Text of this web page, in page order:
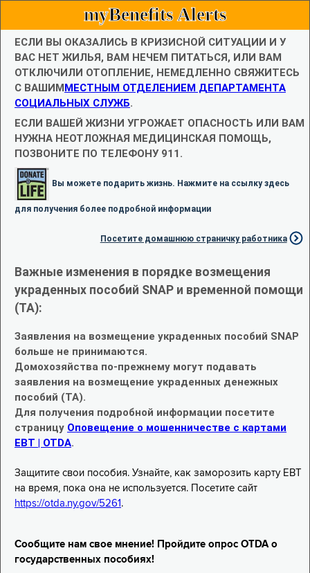
myBenefits Alerts
ЕСЛИ ВЫ ОКАЗАЛИСЬ В КРИЗИСНОЙ СИТУАЦИИ И У
ВАС НЕТ ЖИЛЬЯ, ВАМ НЕЧЕМ ПИТАТЬСЯ, ИЛИ ВАМ
ОТКЛЮЧИЛИ ОТОПЛЕНИЕ, НЕМЕДЛЕННО СВЯЖИТЕСЬ
С ВАШИММЕСТНЫМ ОТДЕЛЕНИЕМ ДЕПАРТАМЕНТА
СОЦИАЛЬНЫХ СЛУЖБ.
ЕСЛИ ВАШЕЙ ЖИЗНИ УГРОЖАЕТ ОПАСНОСТЬ ИЛИ ВАМ
НУЖНА НЕОТЛОЖНАЯ МЕДИЦИНСКАЯ ПОМОЩЬ,
ПОЗВОНИТЕ ПО ТЕЛЕФОНУ 911.
Вы можете подарить жизнь. Нажмите на ссылку здесь
для получения более подробной информации
Посетите домашнюю страничку работника
Важные изменения в порядке возмещения
украденных пособий SNAP и временной помощи
(TA):
Заявления на возмещение украденных пособий SNAP
больше не принимаются.
Домохозяйства по-прежнему могут подавать
заявления на возмещение украденных денежных
пособий (TA).
Для получения подробной информации посетите
страницу Оповещение о мошенничестве с картами
EBT | OTDA.
Защитите свои пособия. Узнайте, как заморозить карту EBT
на время, пока она не используется. Посетите сайт
https://otda.ny.gov/5261 .
Сообщите нам свое мнение! Пройдите опрос OTDA о
государственных пособиях!